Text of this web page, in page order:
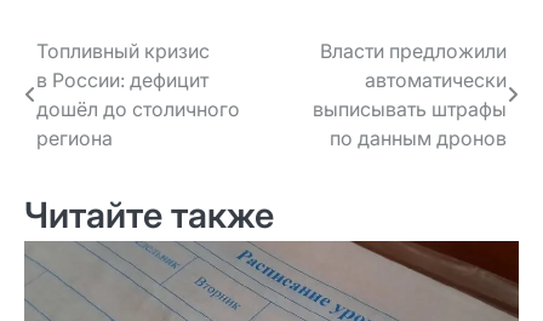
Навигация
по записям
Топливный кризис
в России: дефицит
дошёл до столичного
региона
Власти предложили
автоматически
выписывать штрафы
по данным дронов
Читайте также